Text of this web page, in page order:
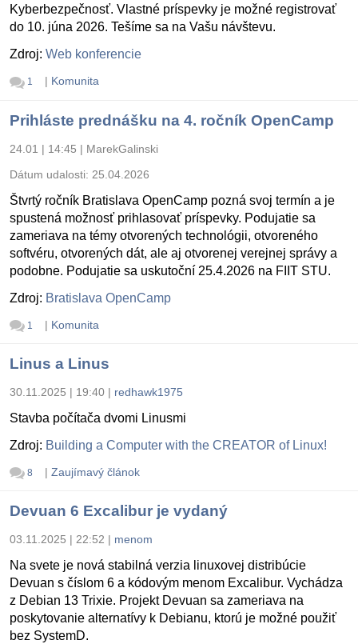
Kyberbezpečnosť. Vlastné príspevky je možné registrovať
do 10. júna 2026. Tešíme sa na Vašu návštevu.
Zdroj: Web konferencie
1 | Komunita
Prihláste prednášku na 4. ročník OpenCamp
24.01 | 14:45 | MarekGalinski
Dátum udalosti: 25.04.2026
Štvrtý ročník Bratislava OpenCamp pozná svoj termín a je
spustená možnosť prihlasovať príspevky. Podujatie sa
zameriava na témy otvorených technológii, otvoreného
softvéru, otvorených dát, ale aj otvorenej verejnej správy a
podobne. Podujatie sa uskutoční 25.4.2026 na FIIT STU.
Zdroj: Bratislava OpenCamp
1 | Komunita
Linus a Linus
30.11.2025 | 19:40 | redhawk1975
Stavba počítača dvomi Linusmi
Zdroj: Building a Computer with the CREATOR of Linux!
8 | Zaujímavý článok
Devuan 6 Excalibur je vydaný
03.11.2025 | 22:52 | menom
Na svete je nová stabilná verzia linuxovej distribúcie
Devuan s číslom 6 a kódovým menom Excalibur. Vychádza
z Debian 13 Trixie. Projekt Devuan sa zameriava na
poskytovanie alternatívy k Debianu, ktorú je možné použiť
bez SystemD.